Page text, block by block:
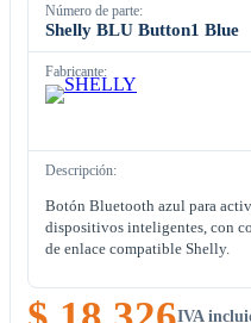
Número de parte:
Shelly BLU Button1 Blue
Fabricante:
Descripción:
Botón Bluetooth azul para
dispositivos inteligentes, con
de enlace compatible Shelly.
IVA